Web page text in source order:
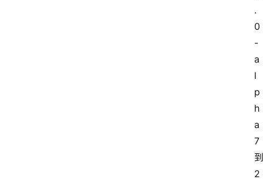
.
0
-
a
l
p
h
a
7
到
2